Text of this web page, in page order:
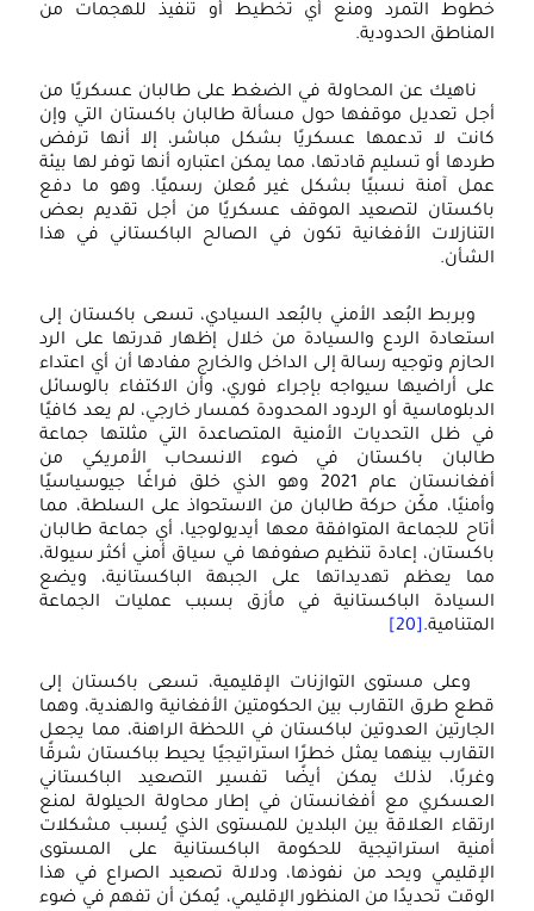
خطوط التمرد ومنع أي تخطيط أو تنفيذ للهجمات من
المناطق الحدودية.
ناهيك عن المحاولة في الضغط على طالبان عسكريًا من
أجل تعديل موقفها حول مسألة طالبان باكستان التي وإن
كانت لا تدعمها عسكريًا بشكل مباشر، إلا أنها ترفض
طردها أو تسليم قادتها، مما يمكن اعتباره أنها توفر لها بيئة
عمل آمنة نسبيًا بشكل غير مُعلن رسميًا. وهو ما دفع
باكستان لتصعيد الموقف عسكريًا من أجل تقديم بعض
التنازلات الأفغانية تكون في الصالح الباكستاني في هذا
الشأن.
وبربط البُعد الأمني بالبُعد السيادي، تسعى باكستان إلى
استعادة الردع والسيادة من خلال إظهار قدرتها على الرد
الحازم وتوجيه رسالة إلى الداخل والخارج مفادها أن أي اعتداء
على أراضيها سيواجه بإجراء فوري، وأن الاكتفاء بالوسائل
الدبلوماسية أو الردود المحدودة كمسار خارجي، لم يعد كافيًا
في ظل التحديات الأمنية المتصاعدة التي مثلتها جماعة
طالبان باكستان في ضوء الانسحاب الأمريكي من
أفغانستان عام 2021 وهو الذي خلق فراغًا جيوسياسيًا
وأمنيًا، مكّن حركة طالبان من الاستحواذ على السلطة، مما
أتاح للجماعة المتوافقة معها أيديولوجيا، أي جماعة طالبان
باكستان، إعادة تنظيم صفوفها في سياق أمني أكثر سيولة،
مما يعظم تهديداتها على الجبهة الباكستانية، ويضع
السيادة الباكستانية في مأزق بسبب عمليات الجماعة
المتنامية. [20]
وعلى مستوى التوازنات الإقليمية، تسعى باكستان إلى
قطع طرق التقارب بين الحكومتين الأفغانية والهندية، وهما
الجارتين العدوتين لباكستان في اللحظة الراهنة، مما يجعل
التقارب بينهما يمثل خطرًا استراتيجيًا يحيط بباكستان شرقًا
وغربًا، لذلك يمكن أيضًا تفسير التصعيد الباكستاني
العسكري مع أفغانستان في إطار محاولة الحيلولة لمنع
ارتقاء العلاقة بين البلدين للمستوى الذي يُسبب مشكلات
أمنية استراتيجية للحكومة الباكستانية على المستوى
الإقليمي ويحد من نفوذها، ودلالة تصعيد الصراع في هذا
الوقت تحديدًا من المنظور الإقليمي، يُمكن أن تفهم في ضوء